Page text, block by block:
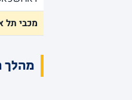
מכבי תל